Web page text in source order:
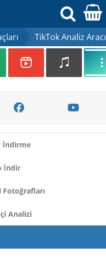
Kayıt Ol
Üye Girişi
Anasayfa
Sipariş Durumu
TikTok Analiz Aracı
İndirme
İndir
Analizi